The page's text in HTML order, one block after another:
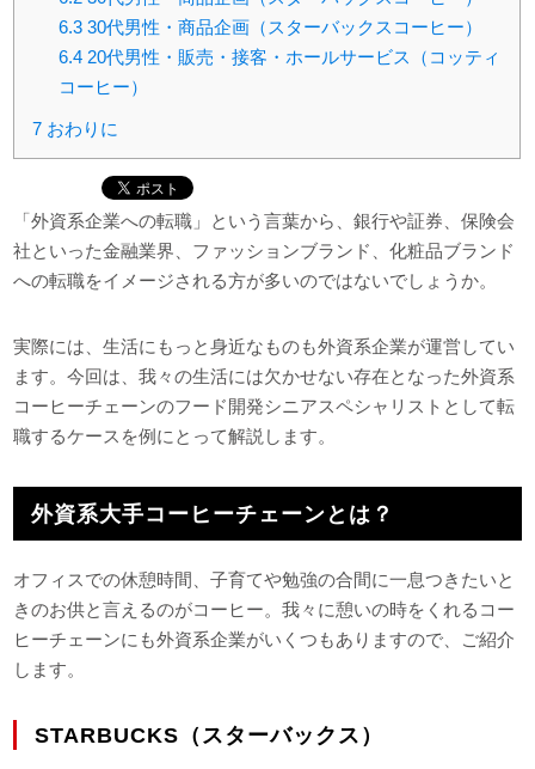
6.3 30代男性・商品企画（スターバックスコーヒー）
6.4 20代男性・販売・接客・ホールサービス（コッティ
コーヒー）
7 おわりに
「外資系企業への転職」という言葉から、銀行や証券、保険会
社といった金融業界、ファッションブランド、化粧品ブランド
への転職をイメージされる方が多いのではないでしょうか。
実際には、生活にもっと身近なものも外資系企業が運営してい
ます。今回は、我々の生活には欠かせない存在となった外資系
コーヒーチェーンのフード開発シニアスペシャリストとして転
職するケースを例にとって解説します。
外資系大手コーヒーチェーンとは？
オフィスでの休憩時間、子育てや勉強の合間に一息つきたいと
きのお供と言えるのがコーヒー。我々に憩いの時をくれるコー
ヒーチェーンにも外資系企業がいくつもありますので、ご紹介
します。
STARBUCKS（スターバックス）